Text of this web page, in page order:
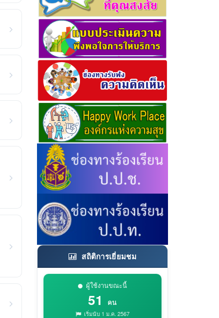
สถิติการเยี่ยมชม
ผู้ใช้งานขณะนี้
51 คน
เริ่มนับ 1 ม.ค. 2567